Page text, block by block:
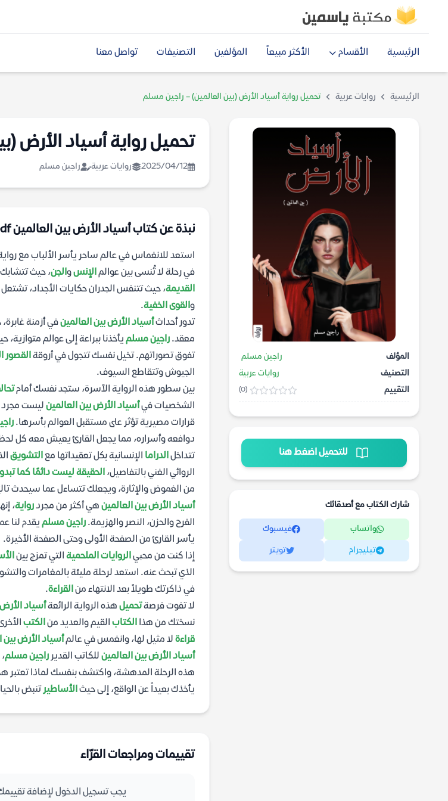
الرئيسية الأقسام الأكثر مبيعاً المؤلفين التصنيفات تواصل معنا
الرئيسية روايات عربية تحميل رواية أسياد الأرض (بين العالمين) – راجين مسلم
المؤلف
راجين مسلم
التصنيف
روايات عربية
التقييم
(0)
للتحميل اضغط هنا
شارك الكتاب مع أصدقائك
واتساب فيسبوك
تيليجرام تويتر
تحميل رواية أسياد الأرض
2025/04/12 روايات عربية راجين مسلم
نبذة عن كتاب أسياد الأرض بين العالمين pdf
استعد للانغماس في عالم ساحر يأسر الألباب مع
في رحلة لا تُنسى بين عوالمالإنسوالجن، حيث تتشابك
القديمة، حيث تتنفس الجدران حكايات الأجداد، تشتعل
والقوى الخفية.
تدور أحداثأسياد الأرض بين العالمينفي أزمنة
معقد. راجين مسلم يأخذنا ببراعة إلى عوالم
تفوق تصوراتهم. تخيل نفسك تتجول في أروقةالقصور
الجيوش وتتقاطع السيوف.
بين سطور هذه الرواية الآسرة، ستجد نفسك أمام
الشخصيات فيأسياد الأرض بين العالمين ليست مجرد
قرارات مصيرية تؤثر على مستقبل العوالم بأسرها.
دوافعه وأسراره، مما يجعل القارئ يعيش معه كل
تتداخلالدراما الإنسانية بكل تعقيداتها معالتشويق
الروائي الغني بالتفاصيل، الحقيقة ليست دائمًا كما تبدو
من الغموض والإثارة، ويجعلك تتساءل عما سيحدث
أسياد الأرض بين العالمين هي أكثر من مجردرواية،
الفرح والحزن، النصر والهزيمة. راجين مسلم يقدم لنا
يأسر القارئ من الصفحة الأولى وحتى الصفحة الأخيرة.
إذا كنت من محبيالروايات الملحمية التي تمزج بين
الذي تبحث عنه. استعد لرحلة مليئة بالمغامرات
في ذاكرتك طويلاً بعد الانتهاء منالقراءة.
لا تفوت فرصةتحميل هذه الرواية الرائعةأسياد
نسختك من هذا الكتاب القيم والعديد منالكتب
قراءة لا مثيل لها، وانغمس في عالمأسياد الأرض بين
أسياد الأرض بين العالمين للكاتب القدير راجين مسلم
هذه الرحلة المدهشة، واكتشف بنفسك لماذا تعتبر
يأخذك بعيداً عن الواقع، إلى حيثالأساطيرتنبض
تقييمات ومراجعات القرّاء
يجب تسجيل الدخول لإضافة